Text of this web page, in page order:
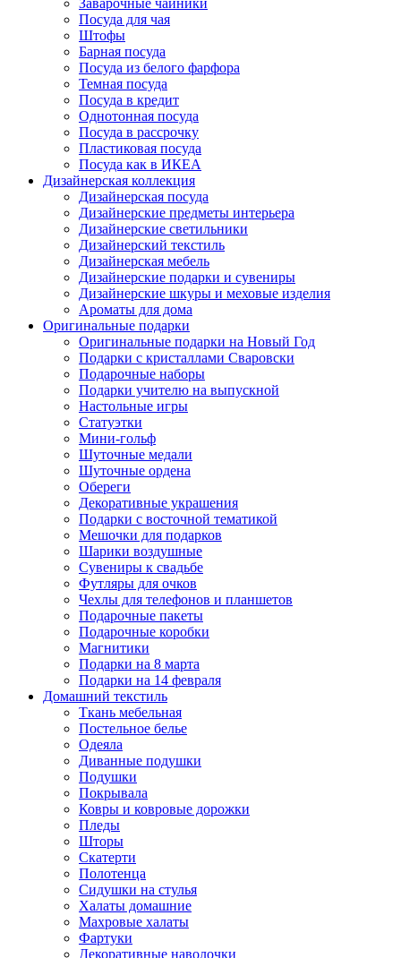
Заварочные чайники
Посуда для чая
Штофы
Барная посуда
Посуда из белого фарфора
Темная посуда
Посуда в кредит
Однотонная посуда
Посуда в рассрочку
Пластиковая посуда
Посуда как в ИКЕА
Дизайнерская коллекция
Дизайнерская посуда
Дизайнерские предметы интерьера
Дизайнерские светильники
Дизайнерский текстиль
Дизайнерская мебель
Дизайнерские подарки и сувениры
Дизайнерские шкуры и меховые изделия
Ароматы для дома
Оригинальные подарки
Оригинальные подарки на Новый Год
Подарки с кристаллами Сваровски
Подарочные наборы
Подарки учителю на выпускной
Настольные игры
Статуэтки
Мини-гольф
Шуточные медали
Шуточные ордена
Обереги
Декоративные украшения
Подарки с восточной тематикой
Мешочки для подарков
Шарики воздушные
Сувениры к свадьбе
Футляры для очков
Чехлы для телефонов и планшетов
Подарочные пакеты
Подарочные коробки
Магнитики
Подарки на 8 марта
Подарки на 14 февраля
Домашний текстиль
Ткань мебельная
Постельное белье
Одеяла
Диванные подушки
Подушки
Покрывала
Ковры и ковровые дорожки
Пледы
Шторы
Скатерти
Полотенца
Сидушки на стулья
Халаты домашние
Махровые халаты
Фартуки
Декоративные наволочки